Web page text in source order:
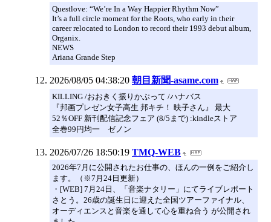
Questlove: “We’re In a Way Happier Rhythm Now”
It’s a full circle moment for the Roots, who early in their
career relocated to London to record their 1993 debut album,
Organix.
NEWS
Ariana Grande Step
2026/08/05 04:38:20 朝目新聞-asame.com
KILLING /おおきく振りかぶって /ハナバス
『邦画プレゼン女子高生 邦キチ！ 映子さん』 最大
52％OFF 新刊配信記念フェア (8/5まで) :kindleストア
全巻99円均一 ゼノン
2026/07/26 18:50:19 TMQ-WEB
2026年7月に公開されたお仕事の、ほんの一例をご紹介し
ます。（※7月24日更新）
・[WEB] 7月24日、「音楽ナタリー」にてライブレポート
さとう。26歳の誕生日に迎えた全国ツアーファイナル、
オーディエンスと音楽を通して心を重ね合う が公開され